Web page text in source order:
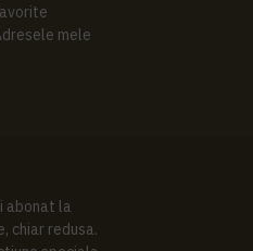
mele
abonat la
chiar redusa.